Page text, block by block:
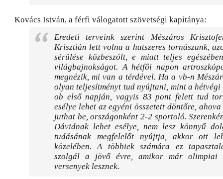
Kovács István, a férfi válogatott szövetségi kapitánya:
Eredeti terveink szerint Mészáros
Krisztián lett volna a hatszeres tornászunk,
sérülése közbeszólt, e miatt teljes
világbajnokságot. A hétfői napon
megnézik, mi van a térdével. Ha a vb-n
olyan teljesítményt tud nyújtani, mint a hétvégi
ob első napján, vagyis 83 pont felett tud
esélye lehet az egyéni összetett döntőre,
juthat be, országonként 2-2 sportoló.
Dávidnak lehet esélye, nem lesz könnyű
tudásának megfelelőt nyújtja, akkor ott
közelében. A többiek számára ez
szolgál a jövő évre, amikor már olimpiai
versenyek lesznek.